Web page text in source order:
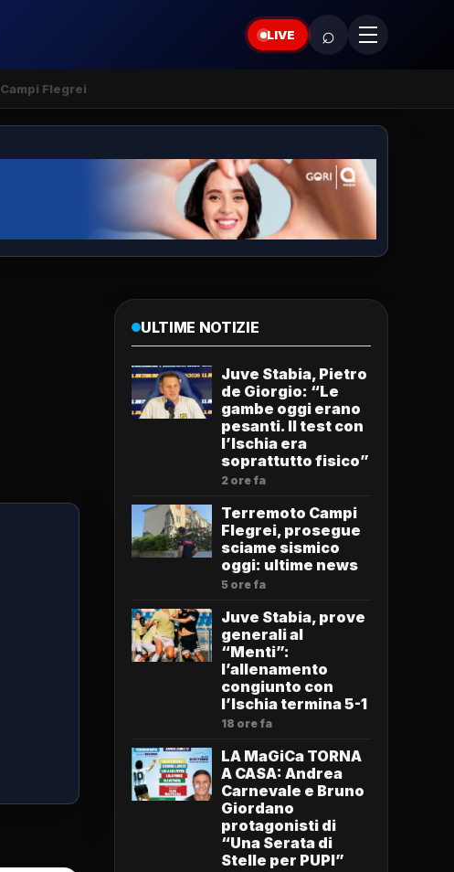
LIVE ⌕
Campi Flegrei
ULTIME NOTIZIE
Juve Stabia, Pietro
de Giorgio: “Le
gambe oggi erano
pesanti. Il test con
l’Ischia era
soprattutto fisico”
2 ore fa
Terremoto Campi
Flegrei, prosegue
sciame sismico
oggi: ultime news
5 ore fa
Juve Stabia, prove
generali al
“Menti”:
l’allenamento
congiunto con
l’Ischia termina 5-1
18 ore fa
LA MaGiCa TORNA
A CASA: Andrea
Carnevale e Bruno
Giordano
protagonisti di
“Una Serata di
Stelle per PUPI”